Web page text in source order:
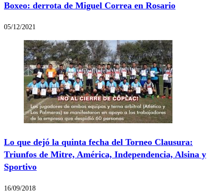
Boxeo: derrota de Miguel Correa en Rosario
05/12/2021
Lo que dejó la quinta fecha del Torneo Clausura:
Triunfos de Mitre, América, Independencia, Alsina y
Sportivo
16/09/2018